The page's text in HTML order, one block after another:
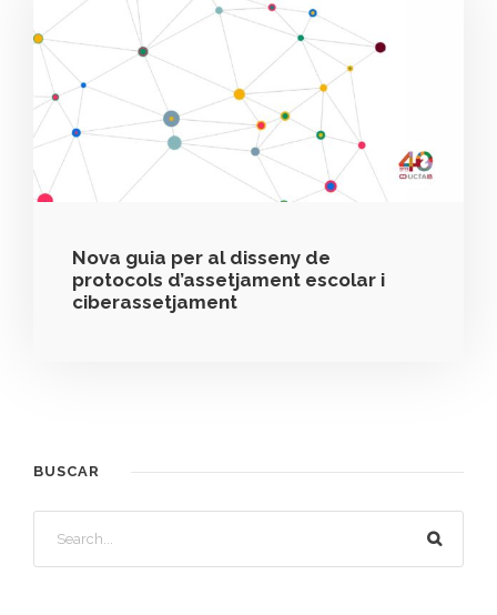
Nova guia per al disseny de
protocols d’assetjament escolar i
ciberassetjament
BUSCAR